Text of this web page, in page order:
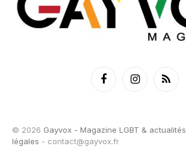
FacebookInstagramRSS
© 2026 Gayvox - Magazine LGBT & actualités
légales - contact@gayvox.fr